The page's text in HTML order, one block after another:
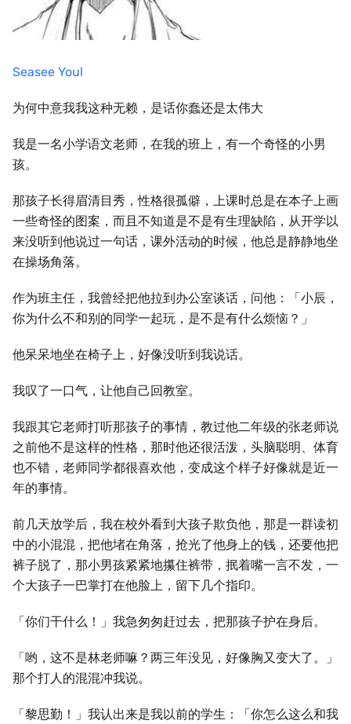
Seasee Youl
为何中意我我这种无赖，是话你蠢还是太伟大
我是一名小学语文老师，在我的班上，有一个奇怪的小男
孩。
那孩子长得眉清目秀，性格很孤僻，上课时总是在本子上画
一些奇怪的图案，而且不知道是不是有生理缺陷，从开学以
来没听到他说过一句话，课外活动的时候，他总是静静地坐
在操场角落。
作为班主任，我曾经把他拉到办公室谈话，问他：「小辰，
你为什么不和别的同学一起玩，是不是有什么烦恼？」
他呆呆地坐在椅子上，好像没听到我说话。
我叹了一口气，让他自己回教室。
我跟其它老师打听那孩子的事情，教过他二年级的张老师说
之前他不是这样的性格，那时他还很活泼，头脑聪明、体育
也不错，老师同学都很喜欢他，变成这个样子好像就是近一
年的事情。
前几天放学后，我在校外看到大孩子欺负他，那是一群读初
中的小混混，把他堵在角落，抢光了他身上的钱，还要他把
裤子脱了，那小男孩紧紧地攥住裤带，抿着嘴一言不发，一
个大孩子一巴掌打在他脸上，留下几个指印。
「你们干什么！」我急匆匆赶过去，把那孩子护在身后。
「哟，这不是林老师嘛？两三年没见，好像胸又变大了。」
那个打人的混混冲我说。
「黎思勤！」我认出来是我以前的学生：「你怎么这么和我